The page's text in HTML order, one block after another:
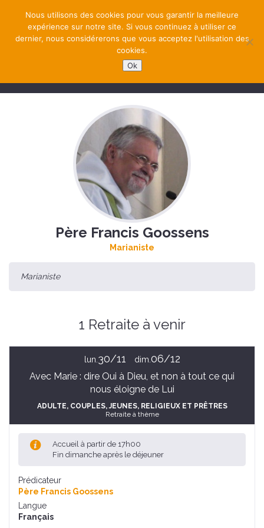
Père Francis Goossens
Marianiste
Marianiste
1 Retraite à venir
lun. 30/11 dim. 06/12
Avec Marie : dire Oui à Dieu, et non à tout ce qui
nous éloigne de Lui
ADULTE, COUPLES, JEUNES, RELIGIEUX ET PRÊTRES
Retraite à thème
Accueil à partir de 17h00
Fin dimanche après le déjeuner
Prédicateur
Père Francis Goossens
Langue
Français
Nous utilisons des cookies pour vous garantir la meilleure
expérience sur notre site. Si vous continuez à utiliser ce
dernier, nous considérerons que vous acceptez l'utilisation des
cookies.
Ok